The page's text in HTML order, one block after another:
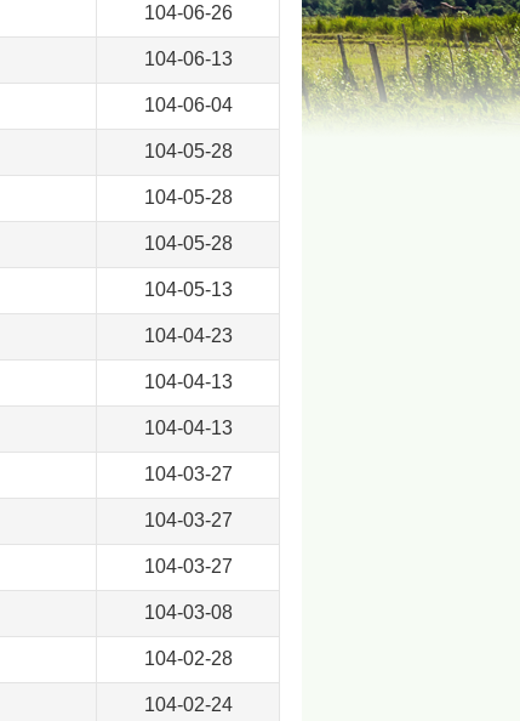
104-06-26
104-06-13
104-06-04
104-05-28
104-05-28
104-05-28
104-05-13
104-04-23
104-04-13
104-04-13
104-03-27
104-03-27
104-03-27
104-03-08
104-02-28
104-02-24